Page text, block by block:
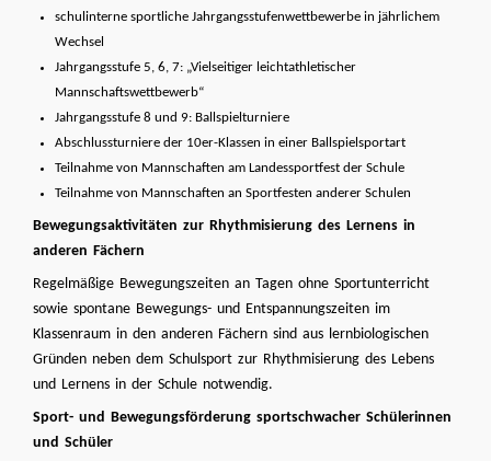
schulinterne sportliche Jahrgangsstufenwettbewerbe in jährlichem
Wechsel
Jahrgangsstufe 5, 6, 7: „Vielseitiger leichtathletischer
Mannschaftswettbewerb“
Jahrgangsstufe 8 und 9: Ballspielturniere
Abschlussturniere der 10er-Klassen in einer Ballspielsportart
Teilnahme von Mannschaften am Landessportfest der Schule
Teilnahme von Mannschaften an Sportfesten anderer Schulen
Bewegungsaktivitäten zur Rhythmisierung des Lernens in
anderen Fächern
Regelmäßige Bewegungszeiten an Tagen ohne Sportunterricht
sowie spontane Bewegungs- und Entspannungszeiten im
Klassenraum in den anderen Fächern sind aus lernbiologischen
Gründen neben dem Schulsport zur Rhythmisierung des Lebens
und Lernens in der Schule notwendig.
Sport- und Bewegungsförderung sportschwacher Schülerinnen
und Schüler